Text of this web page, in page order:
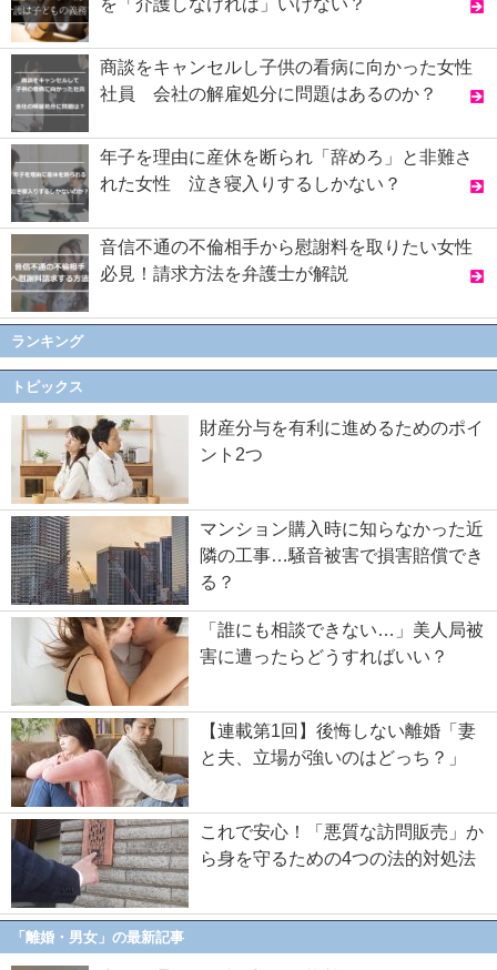
を「介護しなければ」いけない？
商談をキャンセルし子供の看病に向かった女性
社員 会社の解雇処分に問題はあるのか？
年子を理由に産休を断られ「辞めろ」と非難さ
れた女性 泣き寝入りするしかない？
音信不通の不倫相手から慰謝料を取りたい女性
必見！請求方法を弁護士が解説
ランキング
トピックス
財産分与を有利に進めるためのポイ
ント2つ
マンション購入時に知らなかった近
隣の工事…騒音被害で損害賠償でき
る？
「誰にも相談できない…」美人局被
害に遭ったらどうすればいい？
【連載第1回】後悔しない離婚「妻
と夫、立場が強いのはどっち？」
これで安心！「悪質な訪問販売」か
ら身を守るための4つの法的対処法
「離婚・男女」の最新記事